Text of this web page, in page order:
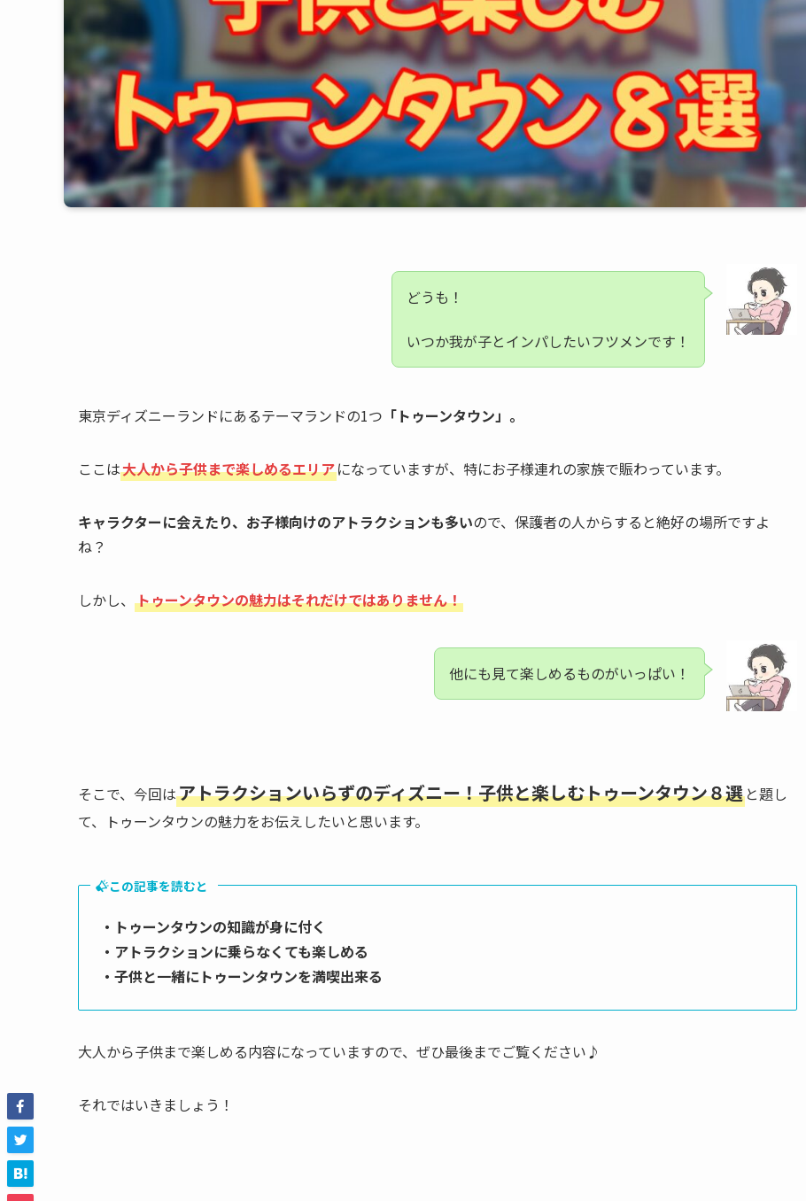
どうも！
いつか我が子とインパしたいフツメンです！
東京ディズニーランドにあるテーマランドの1つ 「トゥーンタウン」。
ここは大人から子供まで楽しめるエリアになっていますが、特にお子様連れの家族で賑わっています。
キャラクターに会えたり、お子様向けのアトラクションも多いので、保護者の人からすると絶好の場所ですよ
ね？
しかし、 トゥーンタウンの魅力はそれだけではありません！
他にも見て楽しめるものがいっぱい！
そこで、今回はアトラクションいらずのディズニー！子供と楽しむトゥーンタウン８選 と題し
て、トゥーンタウンの魅力をお伝えしたいと思います。
この記事を読むと
・トゥーンタウンの知識が身に付く
・アトラクションに乗らなくても楽しめる
・子供と一緒にトゥーンタウンを満喫出来る
大人から子供まで楽しめる内容になっていますので、ぜひ最後までご覧ください♪
それではいきましょう！